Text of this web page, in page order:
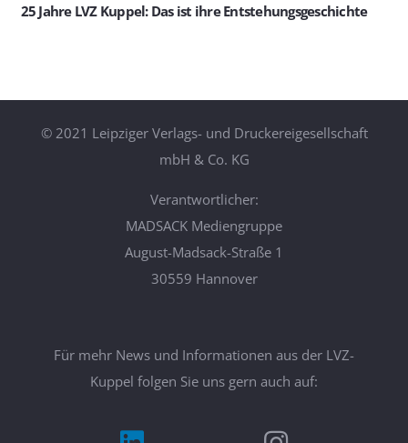
25 Jahre LVZ Kuppel: Das ist ihre Entstehungsgeschichte
©2021 Leipziger Verlags- und Druckereigesellschaft
mbH & Co. KG
Verantwortlicher:
MADSACK Mediengruppe
August-Madsack-Straße 1
30559 Hannover
Für mehr News und Informationen aus der LVZ-
Kuppel folgen Sie uns gern auch auf: